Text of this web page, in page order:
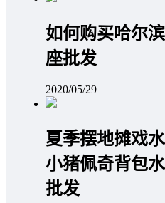
如何购买哈尔
座批发
2020/05/29
夏季摆地摊戏水
小猪佩奇背包
批发